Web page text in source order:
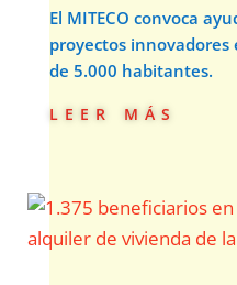
El MITECO convoca
proyectos
de 5.000 habitantes.
leer más